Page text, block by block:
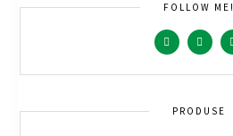
FOLLOW ME!
PRODUSE